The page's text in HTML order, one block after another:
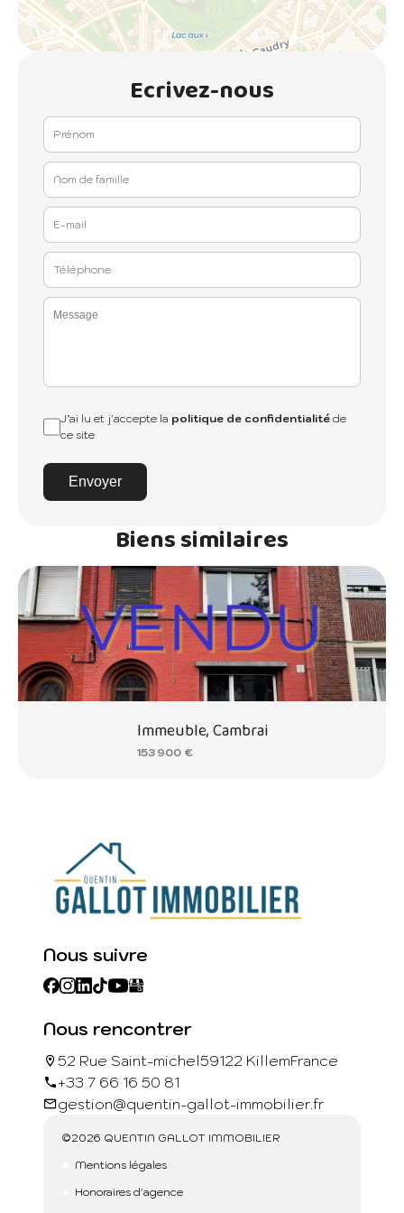
Ecrivez-nous
J’ai lu et j'accepte la politique de confidentialitéde
ce site
Envoyer
Biens similaires
Immeuble, Cambrai
153 900 €
Nous suivre
Nous rencontrer
52 Rue Saint-michel59122 KillemFrance
+33 7 66 16 50 81
gestion@quentin-gallot-immobilier.fr
©2026 QUENTIN GALLOT IMMOBILIER
Mentions légales
Honoraires d'agence